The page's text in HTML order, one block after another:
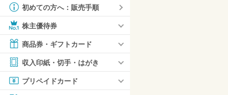
初めての方へ：販売手順
株主優待券
商品券・ギフトカード
収入印紙・切手・はがき
プリペイドカード